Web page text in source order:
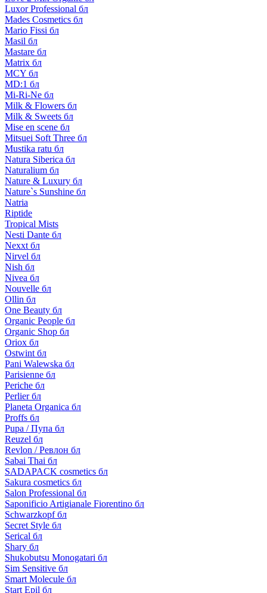
Luxor Professional бл
Mades Cosmetics бл
Mario Fissi бл
Masil бл
Mastare бл
Matrix бл
MCY бл
MD:1 бл
Mi-Ri-Ne бл
Milk & Flowers бл
Milk & Sweets бл
Mise en scene бл
Mitsuei Soft Three бл
Mustika ratu бл
Natura Siberica бл
Naturalium бл
Nature & Luxury бл
Nature`s Sunshine бл
Natria
Riptide
Tropical Mists
Nesti Dante бл
Nexxt бл
Nirvel бл
Nish бл
Nivea бл
Nouvelle бл
Ollin бл
One Beauty бл
Organic People бл
Organic Shop бл
Oriox бл
Ostwint бл
Pani Walewska бл
Parisienne бл
Periche бл
Perlier бл
Planeta Organica бл
Proffs бл
Pupa / Пупа бл
Reuzel бл
Revlon / Ревлон бл
Sabai Thai бл
SADAPACK cosmetics бл
Sakura cosmetics бл
Salon Professional бл
Saponificio Artigianale Fiorentino бл
Schwarzkopf бл
Secret Style бл
Serical бл
Shary бл
Shukobutsu Monogatari бл
Sim Sensitive бл
Smart Molecule бл
Start Epil бл